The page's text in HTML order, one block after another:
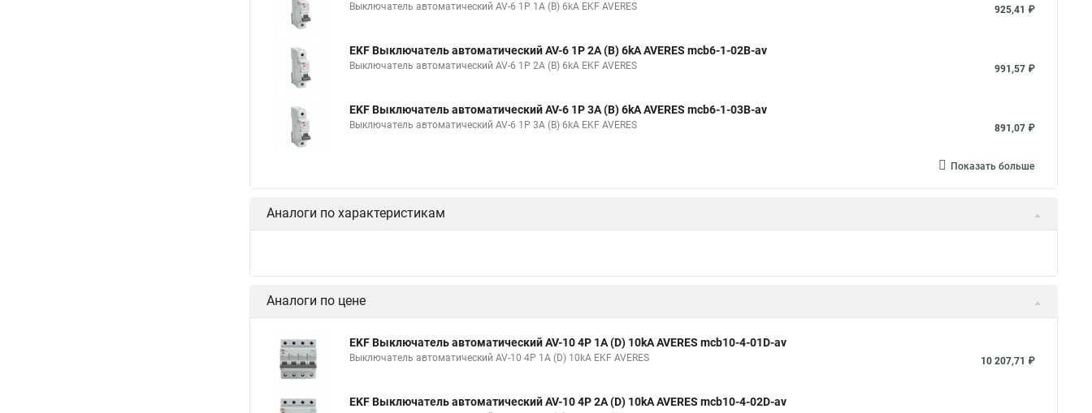
Выключатель автоматический AV-6 1P 1A (B) 6kA EKF AVERES 925,41 ₽
EKF Выключатель автоматический AV-6 1P 2A (B) 6kA AVERES mcb6-1-02B-av
Выключатель автоматический AV-6 1P 2A (B) 6kA EKF AVERES 991,57 ₽
EKF Выключатель автоматический AV-6 1P 3A (B) 6kA AVERES mcb6-1-03B-av
Выключатель автоматический AV-6 1P 3A (B) 6kA EKF AVERES 891,07 ₽
Показать больше
Аналоги по характеристикам
Аналоги по цене
EKF Выключатель автоматический AV-10 4P 1A (D) 10kA AVERES mcb10-4-01D-av
Выключатель автоматический AV-10 4P 1A (D) 10kA EKF AVERES 10 207,71 ₽
EKF Выключатель автоматический AV-10 4P 2A (D) 10kA AVERES mcb10-4-02D-av